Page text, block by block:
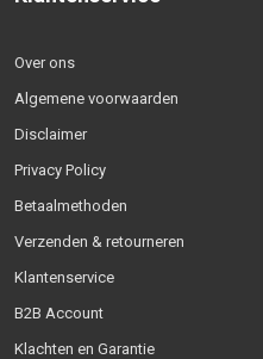
Over ons
Algemene voorwaarden
Disclaimer
Privacy Policy
Betaalmethoden
Verzenden & retourneren
Klantenservice
B2B Account
Klachten en Garantie